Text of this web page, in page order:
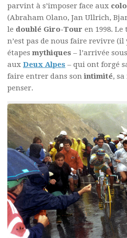
parvint à s’imposer face aux
(Abraham Olano, Jan Ullrich,
le doublé Giro-Tour en 1998. Le
n’est pas de nous faire revivre
étapes mythiques – l’arrivée
aux Deux Alpes – qui ont forgé
faire entrer dans sonintimité,
penser.